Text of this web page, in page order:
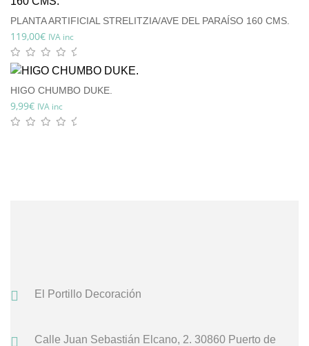
PLANTA ARTIFICIAL STRELITZIA/AVE DEL PARAÍSO 160 CMS.
119,00€ IVA inc
HIGO CHUMBO DUKE.
9,99€ IVA inc
El Portillo Decoración
Calle Juan Sebastián Elcano, 2. 30860 Puerto de